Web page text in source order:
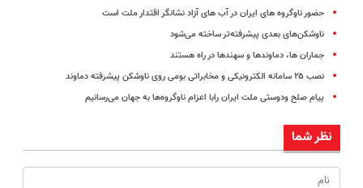
حضور ناوگروه های ایران در آب های آزاد نشانگر اقتدار ملت است
ناوشکن‌های بعدی پیشرفته‌تر ساخته می‌شود
جماران ها، دماوندها و سهندها در راه هستند
نصب ۲۵ سامانه الکترونیکی و مخابراتی بومی روی ناوشکن پیشرفته دماوند
پیام صلح ودوستی ملت ایران رابا اعزام ناوگروه‌ها به جهان می‌رسانیم
نظر شما